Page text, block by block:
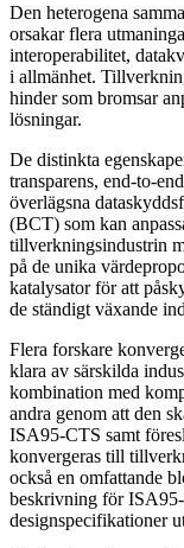
Den heterogena
orsakar flera
interoperabilitet,
i allmänhet.
hinder som bromsar
lösningar.
De distinkta
transparens, end-to-
överlägsna
(BCT) som kan
tillverkningsindustrin
på de unika
katalysator för att
de ständigt växande
Flera forskare
klara av särskilda
kombination med
andra genom att den
ISA95-CTS samt
konvergeras till
också en omfattande
beskrivning för
designspecifikationer